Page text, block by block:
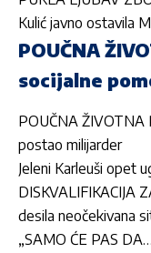
Kulić javno ostavila
POUČNA
socijalne
POUČNA ŽIVOTNA
postao milijarder
Jeleni Karleuši opet
DISKVALIFIKACIJA
desila neočekivana
„SAMO ĆE PAS